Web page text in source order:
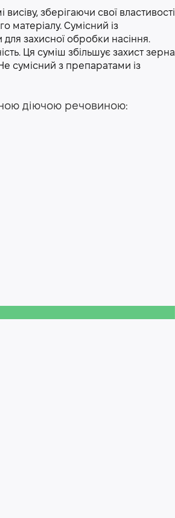
зберігаючи свої властивості
матеріалу. Сумісний із
захисної обробки насіння.
Ця суміш збільшує захист зерна
сумісний з препаратами із
діючою речовиною: